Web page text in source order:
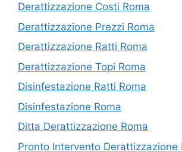
Derattizzazione Costi Roma
Derattizzazione Prezzi Roma
Derattizzazione Ratti Roma
Derattizzazione Topi Roma
Disinfestazione Ratti Roma
Disinfestazione Roma
Ditta Derattizzazione Roma
Pronto Intervento Derattizzazione